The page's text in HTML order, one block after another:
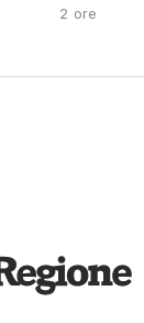
2 ore